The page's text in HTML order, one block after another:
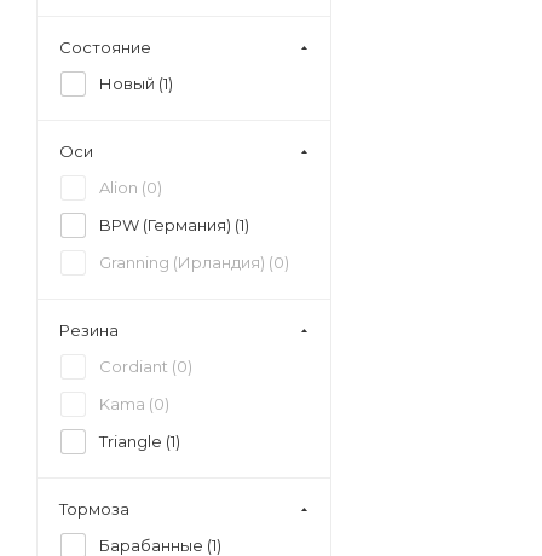
Состояние
Новый (1)
Оси
Alion (0)
BPW (Германия) (1)
Granning (Ирландия) (0)
Резина
Cordiant (0)
Kama (0)
Triangle (1)
Тормоза
Барабанные (1)